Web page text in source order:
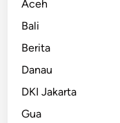
Aceh
Bali
Berita
Danau
DKI Jakarta
Gua